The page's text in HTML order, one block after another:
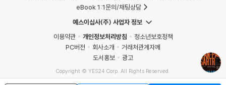
eBook 1:1문의/채팅상담
예스이십사(주) 사업자 정보
이용약관
개인정보처리방침
청소년보호정책
PC버전
회사소개
거래처관계자께
도서홍보
광고
Copyright © YES24 Corp. All Rights Reserved.